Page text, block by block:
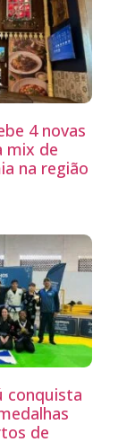
4 novas
mix de
na região
conquista
de